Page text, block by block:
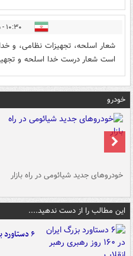
۱۰:۳۰ - ۱۴۰۲/۰۱/۲۵
شعار اسلحه، تجهیزات نظامی، و
است شعار درست خدا اسلحه و
خودرو
خودروهای جدید شیائومی در راه بازار
این مطالب را از دست ندهید....
۶ دستاورد بزرگ ایران در ۱۶۰ روز رهبری رهبر انقلاب